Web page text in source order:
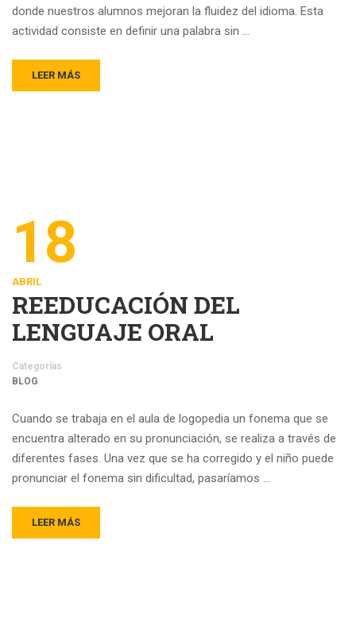
donde nuestros alumnos mejoran la fluidez del idioma. Esta
actividad consiste en definir una palabra sin …
LEER MÁS
18
ABRIL
REEDUCACIÓN DEL
LENGUAJE ORAL
Categorías
BLOG
Cuando se trabaja en el aula de logopedia un fonema que se
encuentra alterado en su pronunciación, se realiza a través de
diferentes fases. Una vez que se ha corregido y el niño puede
pronunciar el fonema sin dificultad, pasaríamos …
LEER MÁS